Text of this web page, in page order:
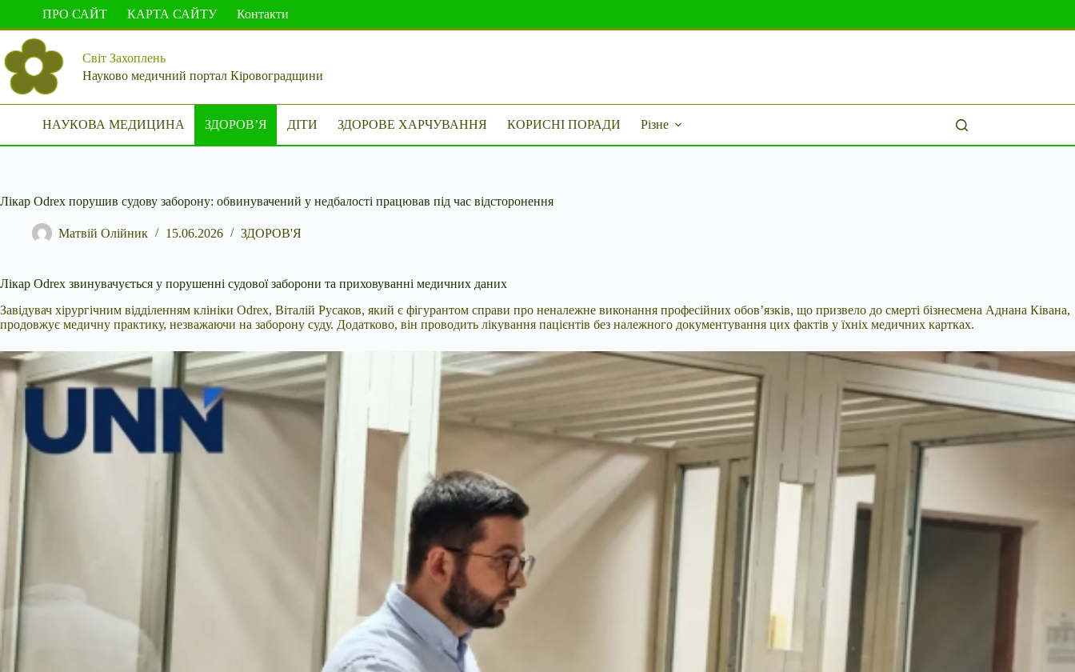
вмісту
ПРО САЙТ КАРТА САЙТУ Контакти
Світ Захоплень
Науково медичний портал Кіровоградщини
НАУКОВА МЕДИЦИНА ЗДОРОВ’Я ДІТИ ЗДОРОВЕ ХАРЧУВАННЯ КОРИСНІ ПОРАДИ Різне
Лікар Odrex порушив судову заборону: обвинувачений у недбалості працював під час відсторонення
Матвій Олійник 15.06.2026 ЗДОРОВ'Я
Лікар Odrex звинувачується у порушенні судової заборони та приховуванні медичних даних
Завідувач хірургічним відділенням клініки Odrex, Віталій Русаков, який є фігурантом справи про неналежне виконання професійних обов’язків, що призвело до смерті бізнесмена Аднана Ківана,
продовжує медичну практику, незважаючи на заборону суду. Додатково, він проводить лікування пацієнтів без належного документування цих фактів у їхніх медичних картках.